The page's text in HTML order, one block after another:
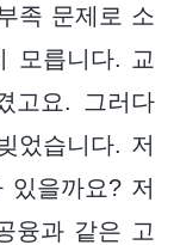
족 문제로 소
모릅니다. 교
고요. 그러다
었습니다. 저
있을까요? 저
융과 같은 고